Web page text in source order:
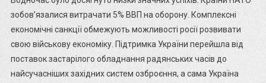
зобов’язалися витрачати 5% ВВП на оборону. Комплексні
економічні санкції обмежують можливості росії розвивати
свою військову економіку. Підтримка України перейшла від
поставок застарілого обладнання радянських часів до
найсучасніших західних систем озброєння, а сама Україна